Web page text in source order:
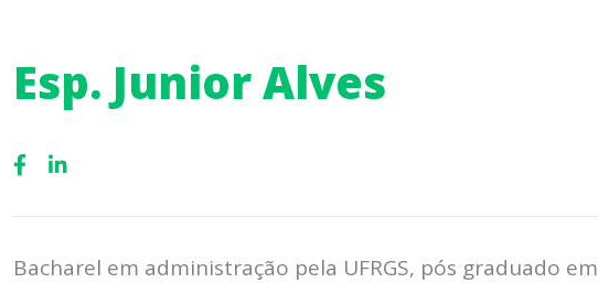
Esp. Junior Alves
Bacharel em administração pela UFRGS, pós graduado em